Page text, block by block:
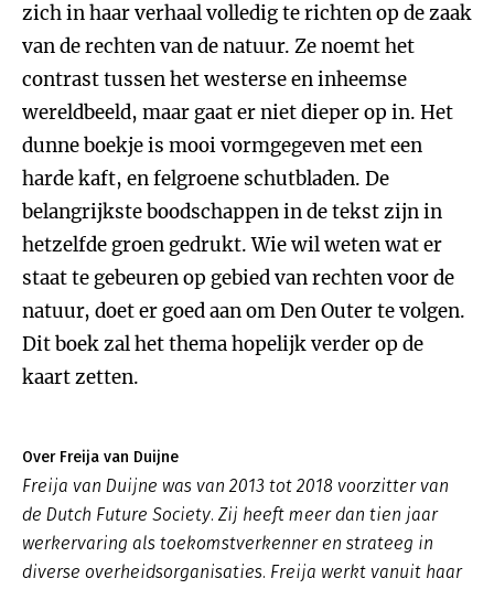
zich in haar verhaal volledig te richten op de zaak
van de rechten van de natuur. Ze noemt het
contrast tussen het westerse en inheemse
wereldbeeld, maar gaat er niet dieper op in. Het
dunne boekje is mooi vormgegeven met een
harde kaft, en felgroene schutbladen. De
belangrijkste boodschappen in de tekst zijn in
hetzelfde groen gedrukt. Wie wil weten wat er
staat te gebeuren op gebied van rechten voor de
natuur, doet er goed aan om Den Outer te volgen.
Dit boek zal het thema hopelijk verder op de
kaart zetten.
Over Freija van Duijne
Freija van Duijne was van 2013 tot 2018 voorzitter van
de Dutch Future Society. Zij heeft meer dan tien jaar
werkervaring als toekomstverkenner en strateeg in
diverse overheidsorganisaties. Freija werkt vanuit haar